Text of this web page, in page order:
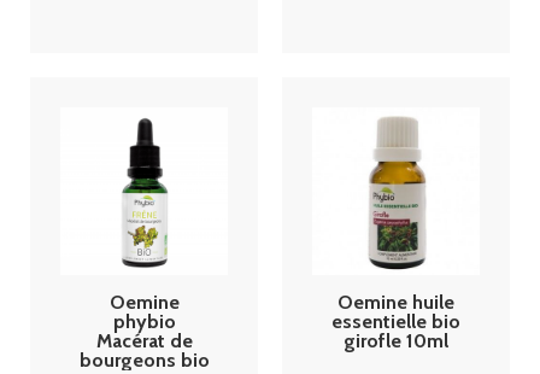
Oemine
phybio
Macérat de
bourgeons bio
Oemine huile
essentielle bio
girofle 10ml